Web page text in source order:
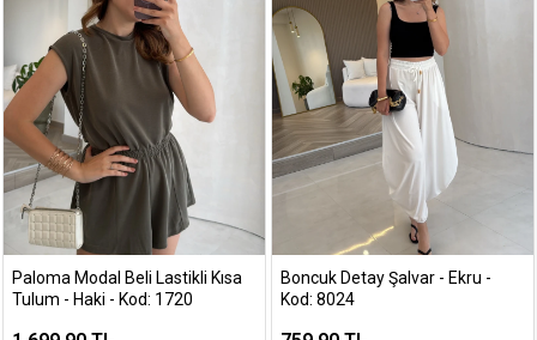
Paloma Modal Beli Lastikli Kısa
Tulum - Haki - Kod: 1720
Boncuk Detay Şalvar - Ekru -
Kod: 8024